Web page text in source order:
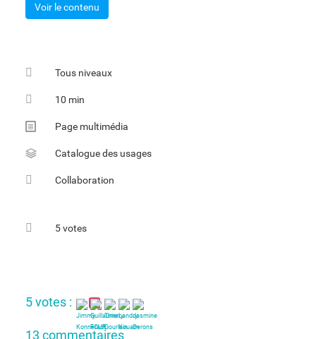
Voir le contenu
Tous niveaux
10 min
FichePage multimédia
Catalogue des usages
Collaboration
5 votes
5 votes :
13 commentaires